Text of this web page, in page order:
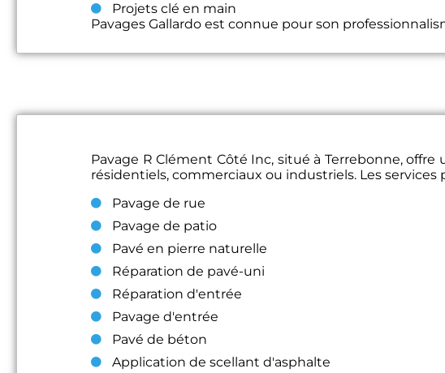
Projets clé en main
Pavages Gallardo est connue pour son
Pavage R Clément Côté Inc, situé à Terrebonne,
résidentiels, commerciaux ou industriels. Les
Pavage de rue
Pavage de patio
Pavé en pierre naturelle
Réparation de pavé-uni
Réparation d'entrée
Pavage d'entrée
Pavé de béton
Application de scellant d'asphalte